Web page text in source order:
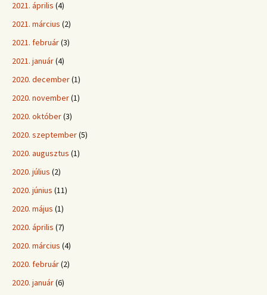
2021. április (4)
2021. március (2)
2021. február(3)
2021. január(4)
2020. december(1)
2020. november(1)
2020. október(3)
2020. szeptember(5)
2020. augusztus (1)
2020. július (2)
2020. június (11)
2020. május (1)
2020. április (7)
2020. március (4)
2020. február(2)
2020. január(6)